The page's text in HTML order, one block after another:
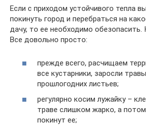
Если с приходом устойчивого тепла
покинуть город и перебраться на
дачу, то ее необходимо обезопасить.
Все довольно просто:
прежде всего, расчищаем
все кустарники, заросли
прошлогодних листьев;
регулярно косим лужайку –
траве слишком жарко, а
покинут ее;